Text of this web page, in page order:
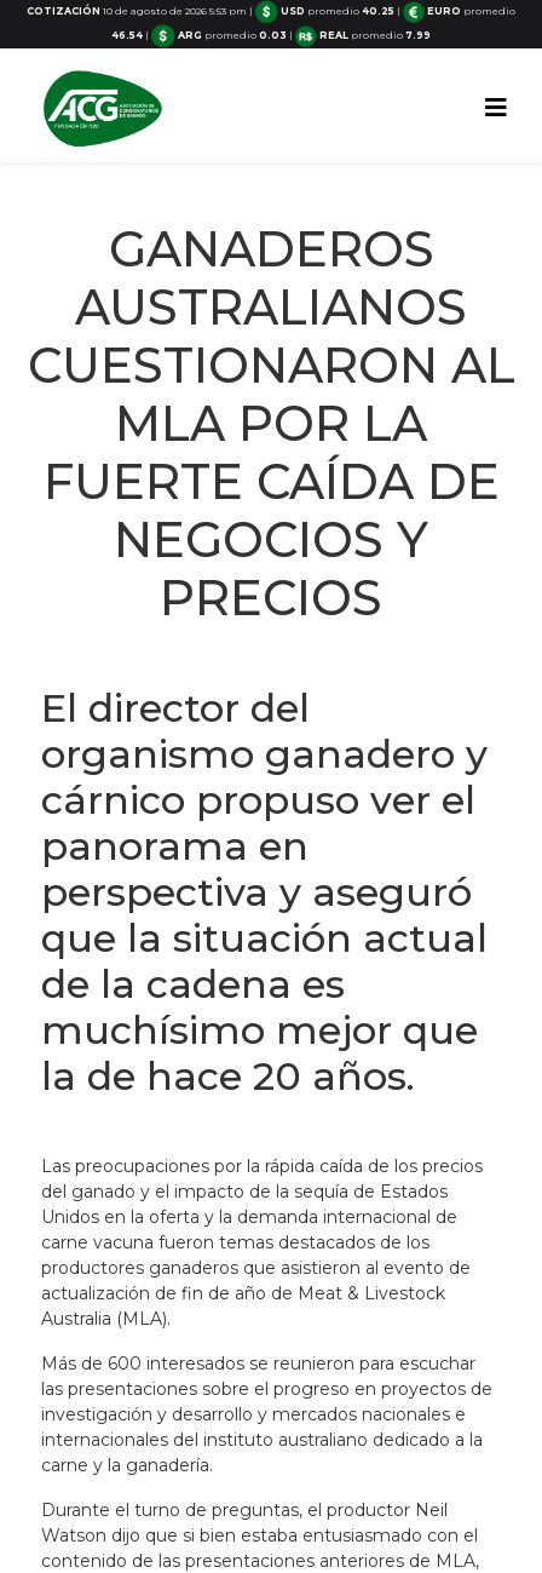
COTIZACIÓN 10 de agosto de 2026 5:53 pm | USD promedio40.25 | EURO promedio
46.54 | ARG promedio 0.03 | REALpromedio 7.99
GANADEROS
AUSTRALIANOS
CUESTIONARON AL
MLA POR LA
FUERTE CAÍDA DE
NEGOCIOS Y
PRECIOS
El director del
organismo ganadero y
cárnico propuso ver el
panorama en
perspectiva y aseguró
que la situación actual
de la cadena es
muchísimo mejor que
la de hace 20 años.
Las preocupaciones por la rápida caída de los precios
del ganado y el impacto de la sequía de Estados
Unidos en la oferta y la demanda internacional de
carne vacuna fueron temas destacados de los
productores ganaderos que asistieron al evento de
actualización de fin de año de Meat & Livestock
Australia (MLA).
Más de 600 interesados se reunieron para escuchar
las presentaciones sobre el progreso en proyectos de
investigación y desarrollo y mercados nacionales e
internacionales del instituto australiano dedicado a la
carne y la ganadería.
Durante el turno de preguntas, el productor Neil
Watson dijo que si bien estaba entusiasmado con el
contenido de las presentaciones anteriores de MLA,